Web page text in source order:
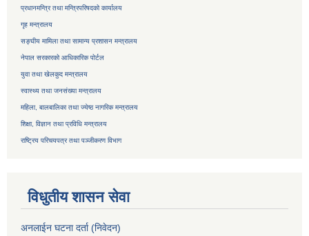
प्रधानमन्त्रि तथा मन्त्रिपरिषदको कार्यालय
गृह मन्त्रालय
सङ्घीय मामिला तथा सामान्य प्रशासन मन्त्रालय
नेपाल सरकारको आधिकारिक पोर्टल
युवा तथा खेलकुद मन्त्रालय
स्वास्थ्य तथा जनसंख्या मन्त्रालय
महिला, बालबालिका तथा ज्येष्ठ नागरिक मन्त्रालय
शिक्षा, विज्ञान तथा प्रविधि मन्त्रालय
राष्ट्रिय परिचयपत्र तथापञ्जीकरण विभाग
विधुतीय शासन सेवा
अनलाईन घटना दर्ता (निवेदन)